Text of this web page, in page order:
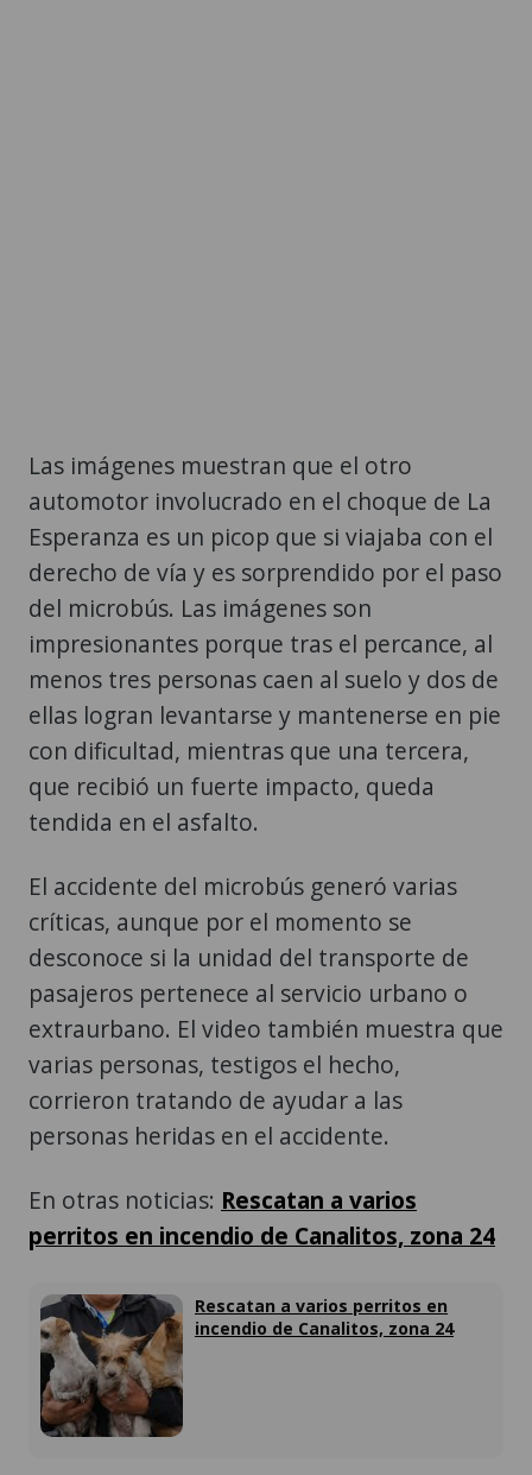
Las imágenes muestran que el otro
automotor involucrado en el choque de La
Esperanza es un picop que si viajaba con el
derecho de vía y es sorprendido por el paso
del microbús. Las imágenes son
impresionantes porque tras el percance, al
menos tres personas caen al suelo y dos de
ellas logran levantarse y mantenerse en pie
con dificultad, mientras que una tercera,
que recibió un fuerte impacto, queda
tendida en el asfalto.
El accidente del microbús generó varias
críticas, aunque por el momento se
desconoce si la unidad del transporte de
pasajeros pertenece al servicio urbano o
extraurbano. El video también muestra que
varias personas, testigos el hecho,
corrieron tratando de ayudar a las
personas heridas en el accidente.
En otras noticias: Rescatan a varios
perritos en incendio de Canalitos, zona 24
Rescatan a varios perritos en
incendio de Canalitos, zona 24